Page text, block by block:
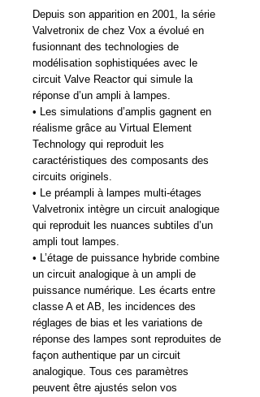
Depuis son apparition en 2001, la série
Valvetronix de chez Vox a évolué en
fusionnant des technologies de
modélisation sophistiquées avec le
circuit Valve Reactor qui simule la
réponse d’un ampli à lampes.
• Les simulations d’amplis gagnent en
réalisme grâce au Virtual Element
Technology qui reproduit les
caractéristiques des composants des
circuits originels.
• Le préampli à lampes multi-étages
Valvetronix intègre un circuit analogique
qui reproduit les nuances subtiles d’un
ampli tout lampes.
• L’étage de puissance hybride combine
un circuit analogique à un ampli de
puissance numérique. Les écarts entre
classe A et AB, les incidences des
réglages de bias et les variations de
réponse des lampes sont reproduites de
façon authentique par un circuit
analogique. Tous ces paramètres
peuvent être ajustés selon vos